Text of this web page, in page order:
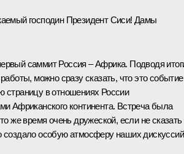
господин Президент Сиси! Дамы
саммит Россия – Африка. Подводя
можно сразу сказать, что это событие
страницу в отношениях России
Африканского континента. Встреча была
же время очень дружеской, если не сказать
создало особую атмосферу наших